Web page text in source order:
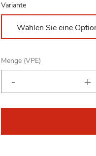
Variante
Menge (VPE)